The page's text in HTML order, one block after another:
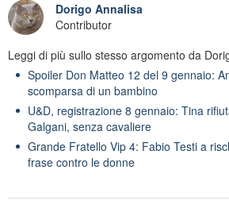
Dorigo Annalisa
Contributor
Leggi di più sullo stesso argomento da
Spoiler Don Matteo 12 del 9 gennaio:
scomparsa di un bambino
U&D, registrazione 8 gennaio: Tina
Galgani, senza cavaliere
Grande Fratello Vip 4: Fabio Testi a
frase contro le donne